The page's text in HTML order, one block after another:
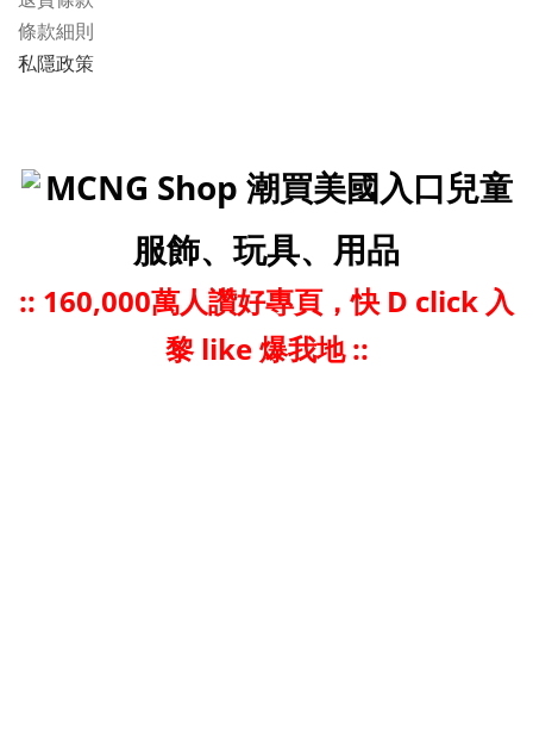
條款細則
私隱政策
MCNG Shop 潮買美國入口兒童
服飾、玩具、用品
:: 160,000萬人讚好專頁，快 D click 入
黎 like 爆我地 ::